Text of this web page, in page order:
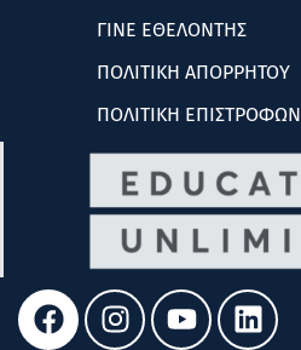
ΓΙΝΕ ΕΘΕΛΟΝΤΗΣ
ΠΟΛΙΤΙΚΗ ΑΠΟΡΡΗΤΟΥ
ΠΟΛΙΤΙΚΗ ΕΠΙΣΤΡΟΦΩΝ